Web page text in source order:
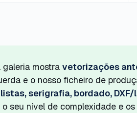
galeria mostra vetorizações
e o nosso ficheiro de
serigrafia, bordado,
o seu nível de complexidade e